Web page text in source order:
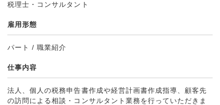
税理士・コンサルタント
雇用形態
パート / 職業紹介
仕事内容
法人、個人の税務申告書作成や経営計画書作成指導、顧客先
の訪問による相談・コンサルタント業務を行っていただきま